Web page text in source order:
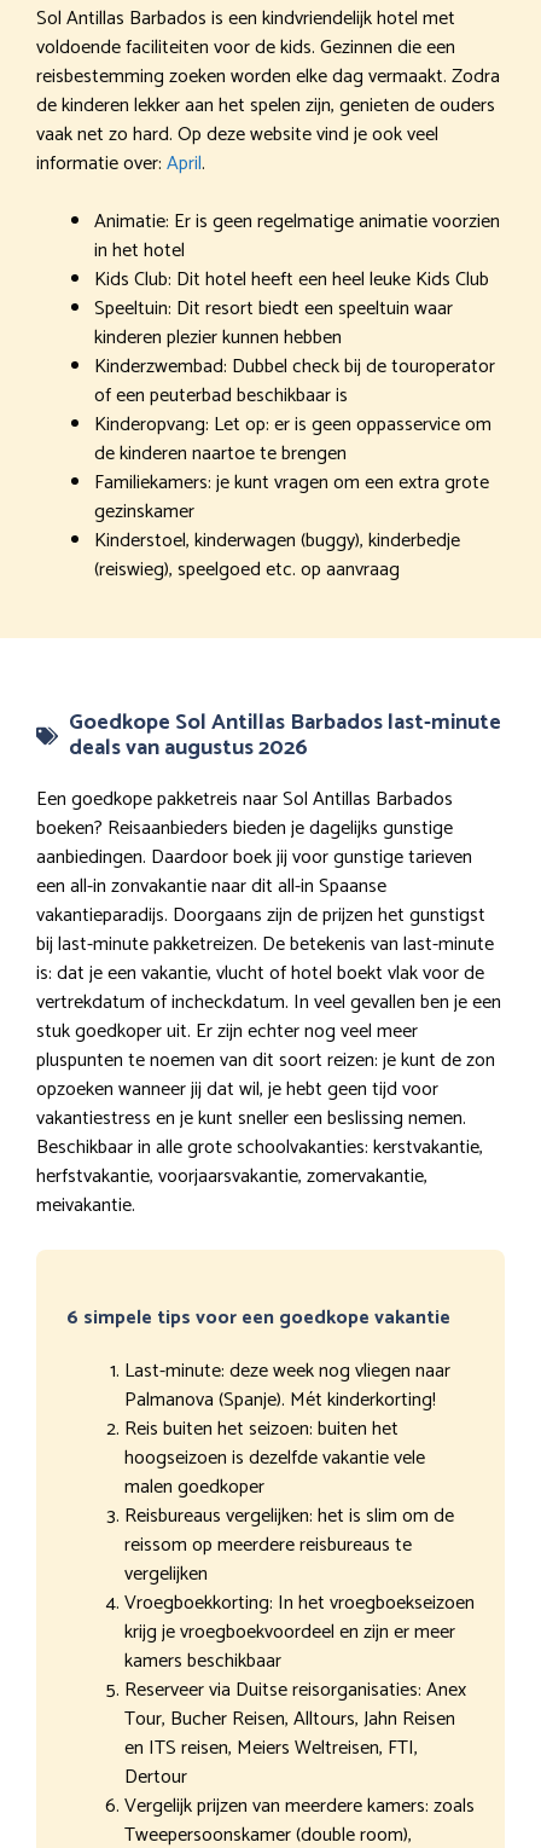
Sol Antillas Barbados is een kindvriendelijk hotel met
voldoende faciliteiten voor de kids. Gezinnen die een
reisbestemming zoeken worden elke dag vermaakt. Zodra
de kinderen lekker aan het spelen zijn, genieten de ouders
vaak net zo hard. Op deze website vind je ook veel
informatie over:April.
Animatie: Er is geen regelmatige animatie voorzien
in het hotel
Kids Club: Dit hotel heeft een heel leuke Kids Club
Speeltuin: Dit resort biedt een speeltuin waar
kinderen plezier kunnen hebben
Kinderzwembad: Dubbel check bij de touroperator
of een peuterbad beschikbaar is
Kinderopvang: Let op: er is geen oppasservice om
de kinderen naartoe te brengen
Familiekamers: je kunt vragen om een extra grote
gezinskamer
Kinderstoel, kinderwagen (buggy), kinderbedje
(reiswieg), speelgoed etc. op aanvraag
Goedkope Sol Antillas Barbados last-minute
deals van augustus 2026
Een goedkope pakketreis naar Sol Antillas Barbados
boeken? Reisaanbieders bieden je dagelijks gunstige
aanbiedingen. Daardoor boek jij voor gunstige tarieven
een all-in zonvakantie naar dit all-in Spaanse
vakantieparadijs. Doorgaans zijn de prijzen het gunstigst
bij last-minute pakketreizen. De betekenis van last-minute
is: dat je een vakantie, vlucht of hotel boekt vlak voor de
vertrekdatum of incheckdatum. In veel gevallen ben je een
stuk goedkoper uit. Er zijn echter nog veel meer
pluspunten te noemen van dit soort reizen: je kunt de zon
opzoeken wanneer jij dat wil, je hebt geen tijd voor
vakantiestress en je kunt sneller een beslissing nemen.
Beschikbaar in alle grote schoolvakanties: kerstvakantie,
herfstvakantie, voorjaarsvakantie, zomervakantie,
meivakantie.
6 simpele tips voor een goedkope vakantie
Last-minute: deze week nog vliegen naar
Palmanova (Spanje). Mét kinderkorting!
Reis buiten het seizoen: buiten het
hoogseizoen is dezelfde vakantie vele
malen goedkoper
Reisbureaus vergelijken: het is slim om de
reissom op meerdere reisbureaus te
vergelijken
Vroegboekkorting: In het vroegboekseizoen
krijg je vroegboekvoordeel en zijn er meer
kamers beschikbaar
Reserveer via Duitse reisorganisaties: Anex
Tour, Bucher Reisen, Alltours, Jahn Reisen
en ITS reisen, Meiers Weltreisen, FTI,
Dertour
Vergelijk prijzen van meerdere kamers: zoals
Tweepersoonskamer (double room),